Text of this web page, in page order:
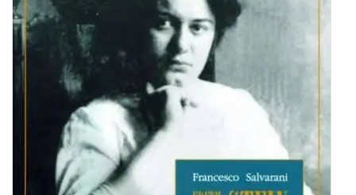
BIOGRAFIE
ATTUALITÀ